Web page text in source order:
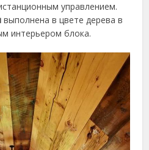
управлением.
выполнена в цвете дерева в
интерьером блока.